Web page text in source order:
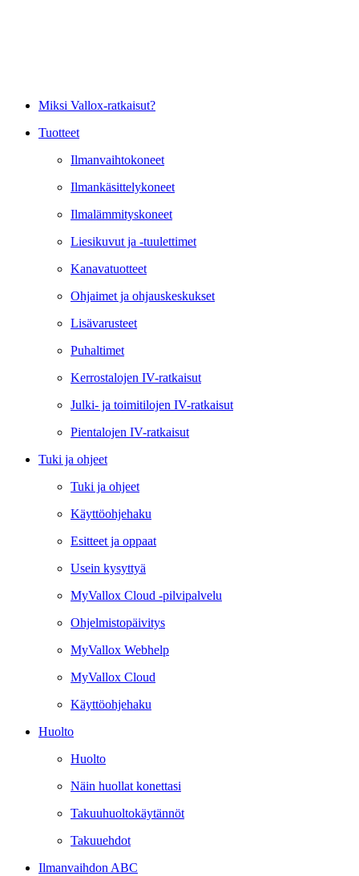
Miksi Vallox-ratkaisut?
Tuotteet
Ilmanvaihtokoneet
Ilmankäsittelykoneet
Ilmalämmityskoneet
Liesikuvut ja -tuulettimet
Kanavatuotteet
Ohjaimet ja ohjauskeskukset
Lisävarusteet
Puhaltimet
Kerrostalojen IV-ratkaisut
Julki- ja toimitilojen IV-ratkaisut
Pientalojen IV-ratkaisut
Tuki ja ohjeet
Tuki ja ohjeet
Käyttöohjehaku
Esitteet ja oppaat
Usein kysyttyä
MyVallox Cloud -pilvipalvelu
Ohjelmistopäivitys
MyVallox Webhelp
MyVallox Cloud
Käyttöohjehaku
Huolto
Huolto
Näin huollat konettasi
Takuuhuoltokäytännöt
Takuuehdot
Ilmanvaihdon ABC